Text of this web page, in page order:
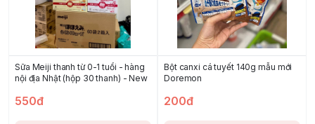
Sữa Meiji thanh từ 0-1 tuổi - hàng
nội địa Nhật (hộp 30 thanh) - New
550đ
Bột canxi cá tuyết 140g mẫu mới
Doremon
200đ